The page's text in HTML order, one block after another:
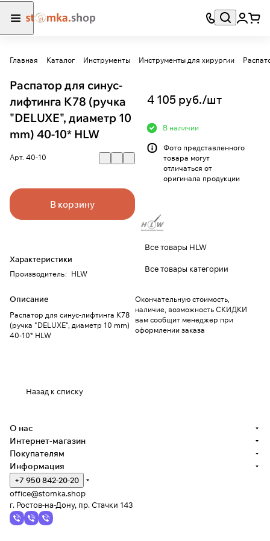
Главная Каталог Инструменты Инструменты для хирургии
Распатор для синус-
лифтинга K78 (ручка
"DELUXE", диаметр 10
mm) 40-10* HLW
Арт. 40-10
В корзину
Характеристики
Производитель: HLW
Описание
Распатор для синус-лифтинга K78
(ручка "DELUXE", диаметр 10 mm)
40-10* HLW
4 105 руб./шт
В наличии
Фото представленного
товара могут
отличаться от
оригинала продукции
Все товары HLW
Все товары категории
Окончательную стоимость,
наличие, возможность СКИДКИ
вам сообщит менеджер при
оформлении заказа
Назад к списку
О нас
Интернет-магазин
Покупателям
Информация
+7 950 842-20-20
office@stomka.shop
г. Ростов-на-Дону, пр. Стачки 143